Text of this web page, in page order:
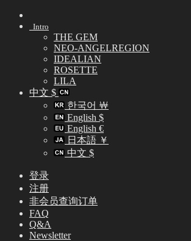
Skip
Intro
THE GEM
NEO-ANGELREGION
IDEALIAN
ROSETTE
LILA
中文 $
한국어 ￦
English $
English €
日本語 ￥
中文 $
登录
注册
非会员查询订单
FAQ
Q&A
Newsletter